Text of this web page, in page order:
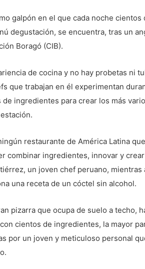
galpón en el que cada noche
degustación, se encuentra, tras un
Boragó (CIB).
de cocina y no hay probetas ni
que trabajan en él experimentan
de ingredientes para crear los más
restaurante de América Latina
combinar ingredientes, innovar y
un joven chef peruano,
una receta de un cóctel sin alcohol.
pizarra que ocupa de suelo a techo,
cientos de ingredientes, la mayor
por un joven y meticuloso personal